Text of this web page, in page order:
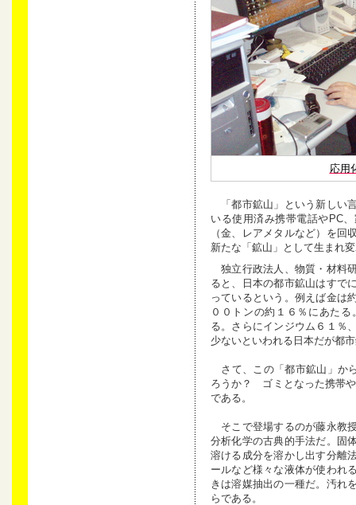
応用
「都市鉱山」という新しい
いる使用済み携帯電話やPC
（金、レアメタルなど）を回
新たな「鉱山」として生まれ
独立行政法人、物質・材料
ると、日本の都市鉱山はすで
っているという。例えば金は
００トンの約１６％にあた
る。さらにインジウム６１％
少ないといわれる日本だが都
さて、この「都市鉱山」か
ろうか？ ゴミとなった携帯
である。
そこで登場するのが藤永教
分析化学の古典的手法だ。固
溶ける成分を溶かし出す分離
ールなど様々な液体が使われ
きは溶媒抽出の一種だ。汚れ
らである。